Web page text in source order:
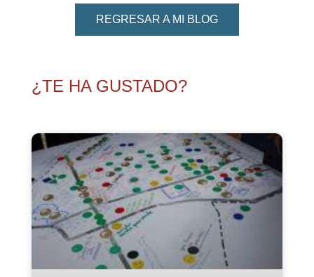
REGRESAR A MI BLOG
¿TE HA GUSTADO?